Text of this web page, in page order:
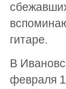
гитаре.
В
февраля